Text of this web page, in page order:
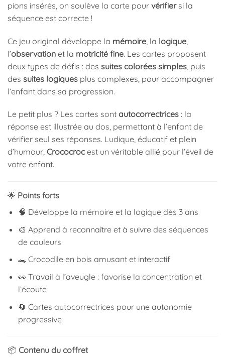
pions insérés, on soulève la carte pour vérifiersi la
séquence est correcte !
Ce jeu original développe la mémoire , la logique
l’observation et la motricité fine. Les cartes proposent
deux types de défis : des suites colorées simples , puis
des suites logiques plus complexes, pour accompagner
l’enfant dans sa progression.
Le petit plus ? Les cartes sont autocorrectrices : la
réponse est illustrée au dos, permettant à l’enfant de
vérifier seul ses réponses. Ludique, éducatif et plein
d’humour, Crococrocest un véritable allié pour l’éveil de
votre enfant.
🌟 Points forts
🧠 Développe la mémoire et la logique dès 3 ans
🎨 Apprend à reconnaître et à suivre des séquences
de couleurs
🐊 Crocodile en bois amusant et interactif
👀 Travail à l’aveugle : favorise la concentration et
l’écoute
🔄 Cartes autocorrectrices pour une autonomie
progressive
📦 Contenu du coffret